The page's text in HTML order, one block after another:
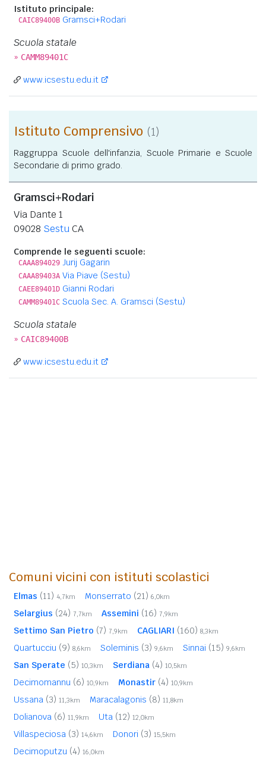
Istituto principale:
CAIC89400B Gramsci+Rodari
Scuola statale
» CAMM89401C
www.icsestu.edu.it
Istituto Comprensivo (1)
Raggruppa Scuole dell'infanzia, Scuole Primarie e Scuole
Secondarie di primo grado.
Gramsci+Rodari
Via Dante 1
09028 SestuCA
Comprende le seguenti scuole:
CAAA894029 Jurij Gagarin
CAAA89403A Via Piave (Sestu)
CAEE89401D Gianni Rodari
CAMM89401C Scuola Sec. A. Gramsci (Sestu)
Scuola statale
» CAIC89400B
www.icsestu.edu.it
Comuni vicini con istituti scolastici
Elmas (11) 4,7km Monserrato (21) 6,0km
Selargius (24) 7,7km Assemini (16) 7,9km
Settimo San Pietro (7) 7,9km CAGLIARI (160) 8,3km
Quartucciu (9) 8,6km Soleminis (3) 9,6km Sinnai (15) 9,6km
San Sperate (5) 10,3km Serdiana (4) 10,5km
Decimomannu (6) 10,9km Monastir (4) 10,9km
Ussana (3) 11,3km Maracalagonis (8) 11,8km
Dolianova (6) 11,9km Uta (12) 12,0km
Villaspeciosa (3) 14,6km Donori (3) 15,5km
Decimoputzu (4) 16,0km